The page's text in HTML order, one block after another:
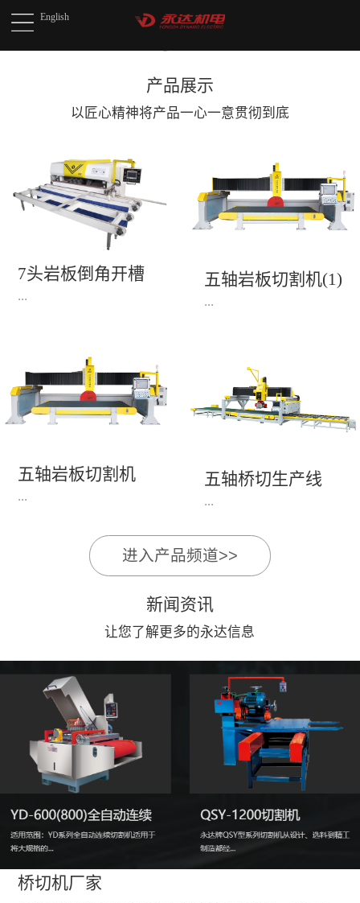
English
产品展示
以匠心精神将产品一心一意贯彻到底
7头岩板倒角开槽
机(1)
...
永达机电7头岩板倒角
开槽机，该设备采用流
水线作业，加工效率
陶瓷人造石进行直边斜
边修边倒角并开槽。
五轴岩板切割机(1)
...
1、简单易学的编程软
件，直观，快速，易
学。2、操作系统简单
稳、可靠。3、前后刀
切割，带去毛刺倒角功
面，不崩边。4、大板
平稳输送进出，切割加
工与上下板分开，便
捷，高效。5、19”显示
屏，按钮、遥杆集成面
板，操作快速、简便。
五轴岩板切割机
...
1、简单易学的编程软
学。2、操作系统简单
易用；采用进口伺服、
稳、可靠。3、前后刀
切割，带去毛刺倒角功
能，不伤石材、瓷砖表
面，不崩边。4、大板
平稳输送进出，切割加
工与上下板分开，便
捷，高效。5、19”显示
屏，按钮、遥杆集成面
板，操作快速、简便。
五轴桥切生产线
...
》》五轴桥切高配型
桥切（含输送板材平
台）
进入产品频道>>
新闻资讯
让您了解更多的永达信息
桥切机厂家